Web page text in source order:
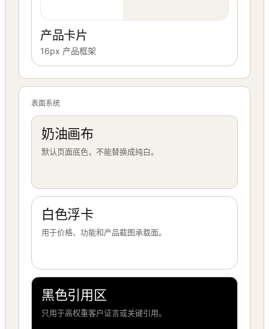
产品卡片
16px 产品框架
表面系统
奶油画布
默认页面底色，不能替换成纯白。
白色浮卡
用于价格、功能和产品截图承载面。
黑色引用区
只用于高权重客户证言或关键引用。